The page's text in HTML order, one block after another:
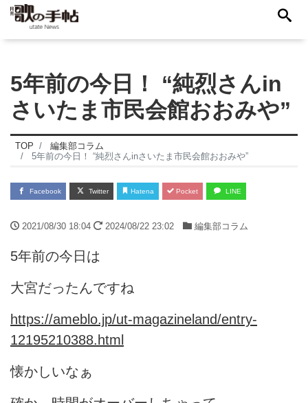
5年前の今日！ “純烈さんin
さいたま市民会館おおみや”
TOP
編集部コラム
5年前の今日！ “純烈さんinさいたま市民会館おおみや”
Facebook Twitter Hatena Pocket LINE
2021/08/30 18:04 2024/08/22 23:02 編集部コラム
5年前の今日は
大宮だったんですね
https://ameblo.jp/ut-magazineland/entry-
12195210388.html
懐かしいなぁ